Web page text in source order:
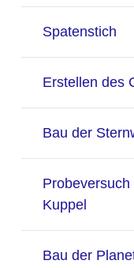
Spatenstich
Erstellen des
Bau der
Kuppel
Bau der